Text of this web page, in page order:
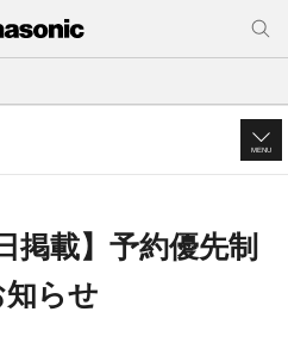
MENU
掲載】予約優先制
らせ